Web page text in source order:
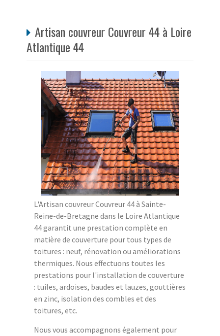
Artisan couvreur Couvreur 44 à Loire
Atlantique 44
L'Artisan couvreur Couvreur 44 à Sainte-
Reine-de-Bretagne dans le Loire Atlantique
44 garantit une prestation complète en
matière de couverture pour tous types de
toitures : neuf, rénovation ou améliorations
thermiques. Nous effectuons toutes les
prestations pour l'installation de couverture
: tuiles, ardoises, baudes et lauzes, gouttières
en zinc, isolation des combles et des
toitures, etc.
Nous vous accompagnons également pour